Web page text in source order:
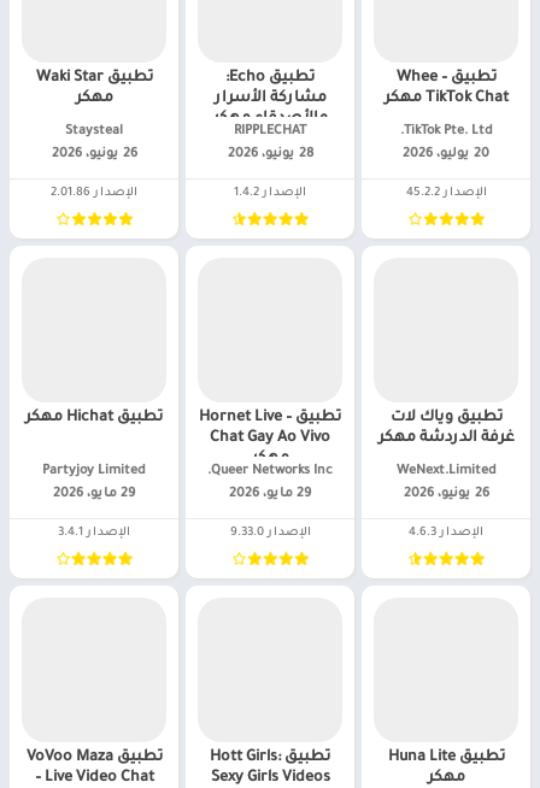
تطبيق Whee –
TikTok Chat مهكر
TikTok Pte. Ltd.‏
20 يوليو، 2026
الإصدار 45.2.2
تطبيق Echo:
مشاركة الأسرار
والأصدقاء مهكر
RIPPLECHAT‏
28 يونيو، 2026
الإصدار 1.4.2
تطبيق Waki Star
مهكر
Staysteal‏
26 يونيو، 2026
الإصدار 2.01.86
تطبيق وياك لات
غرفة الدردشة مهكر
WeNext.Limited‏
26 يونيو، 2026
الإصدار 4.6.3
تطبيق Hornet Live –
Chat Gay Ao Vivo
مهكر
Queer Networks Inc.‏
29 مايو، 2026
الإصدار 9.33.0
تطبيق Hichat مهكر
Partyjoy Limited‏
29 مايو، 2026
الإصدار 3.4.1
تطبيق Huna Lite
مهكر
تطبيق Hott Girls:
Sexy Girls Videos
تطبيق VoVoo Maza
– Live Video Chat